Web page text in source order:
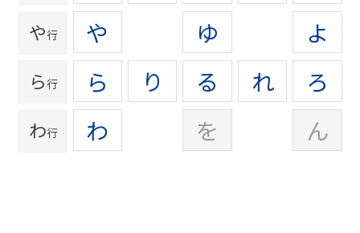
や行 や ゆ よ
ら行 ら り る れ ろ
わ行 わ を ん